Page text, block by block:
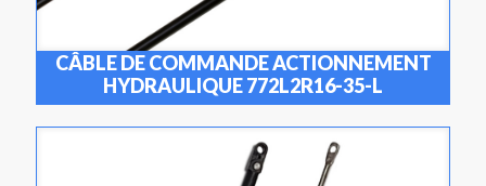
CÂBLE DE COMMANDE ACTIONNEMENT
HYDRAULIQUE 772L2R16-35-L